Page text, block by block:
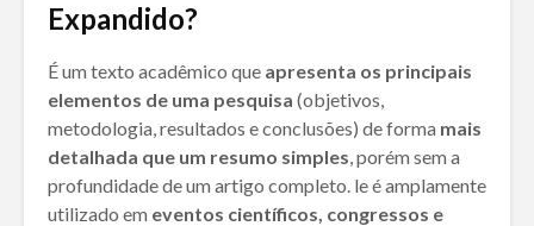
Expandido?
É um texto acadêmico que apresenta os principais
elementos de uma pesquisa (objetivos,
metodologia, resultados e conclusões) de forma mais
detalhada que um resumo simples, porém sem a
profundidade de um artigo completo. le é amplamente
utilizado em eventos científicos, congressos e